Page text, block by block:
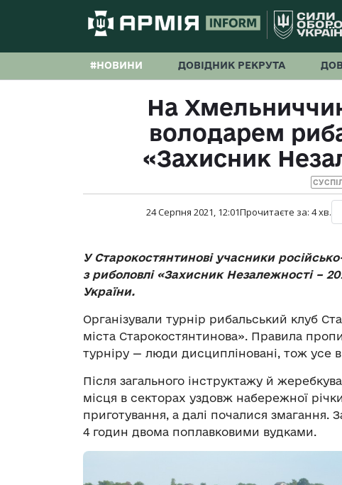
#НОВИНИ ДОВІДНИК РЕКРУТА
На
володарем
«Захисник
24 Серпня 2021, 12:01Прочитаєте за: 4хв.
У Старокостянтинові учасники
з риболовлі «Захисник Незалежності –
України.
Організували турнір рибальський клуб
міста Старокостянтинова». Правила
турніру — люди дисципліновані, тож усе
Після загального інструктажу й
місця в секторах уздовж набережної
приготування, а далі почалися
4 годин двома поплавковими вудками.